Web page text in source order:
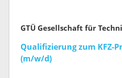
Qualifizierung zum KFZ-
(m/w/d)